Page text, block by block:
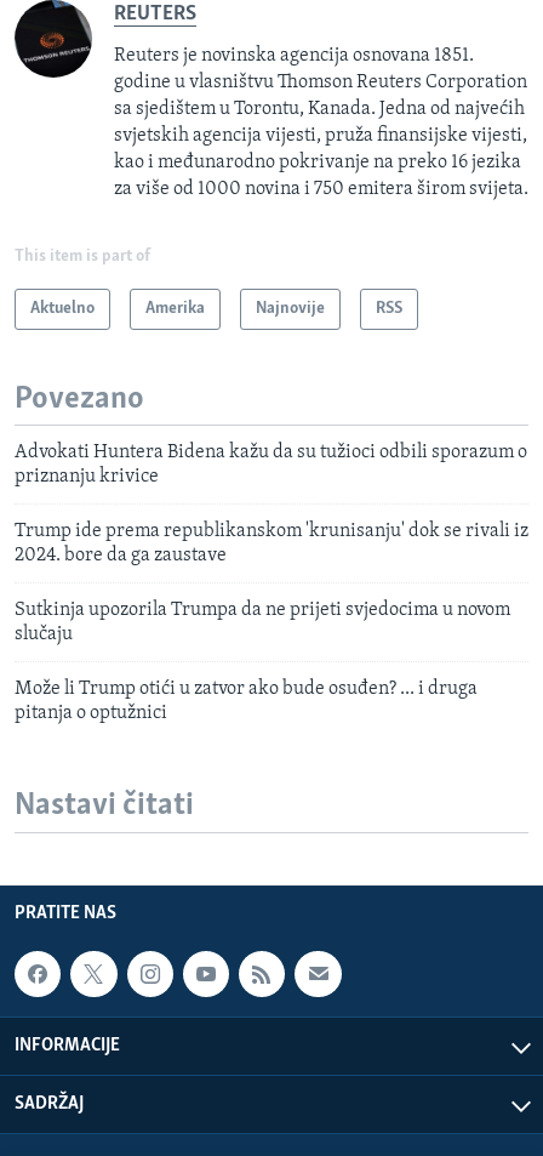
REUTERS
Reuters je novinska agencija osnovana 1851.
godine u vlasništvu Thomson Reuters Corporation
sa sjedištem u Torontu, Kanada. Jedna od najvećih
svjetskih agencija vijesti, pruža finansijske vijesti,
kao i međunarodno pokrivanje na preko 16 jezika
za više od 1000 novina i 750 emitera širom svijeta.
This item is part of
Aktuelno Amerika Najnovije RSS
Povezano
Advokati Huntera Bidena kažu da su tužioci odbili sporazum o
priznanju krivice
Trump ide prema republikanskom 'krunisanju' dok se rivali iz
2024. bore da ga zaustave
Sutkinja upozorila Trumpa da ne prijeti svjedocima u novom
slučaju
Može li Trump otići u zatvor ako bude osuđen? ... i druga
pitanja o optužnici
Nastavi čitati
PRATITE NAS
INFORMACIJE
SADRŽAJ